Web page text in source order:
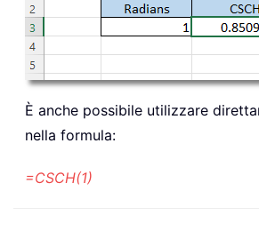
È anche possibile utilizzare
nella formula:
=CSCH(1)